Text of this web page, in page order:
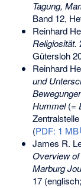
Tagung,
Band 12,
Reinhard
Religiosität.
Gütersloh
Reinhard
und
Hummel(=
(PDF: 1 MB
James R.
Overview
Marburg
17 (englisch;